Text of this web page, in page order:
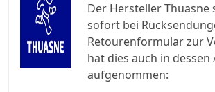
Der Hersteller Thuasne
sofort bei
Retourenformular zur
hat dies auch in dessen
aufgenommen: